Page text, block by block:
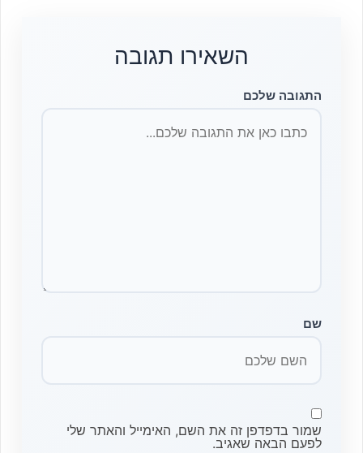
השאירו תגובה
התגובה שלכם
שם
שמור בדפדפן זה את השם, האימייל והאתר שלי
לפעם הבאה שאגיב.